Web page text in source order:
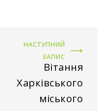
НАСТУПНИЙ
ЗАПИС
Вітання
Харківського
міського